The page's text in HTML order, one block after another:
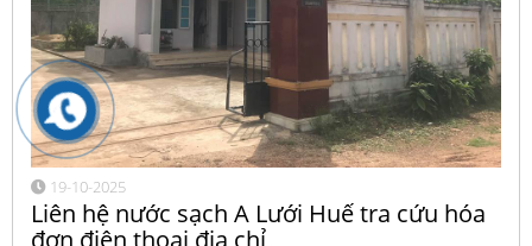
19-10-2025
Liên hệ nước sạch A Lưới Huế tra cứu hóa